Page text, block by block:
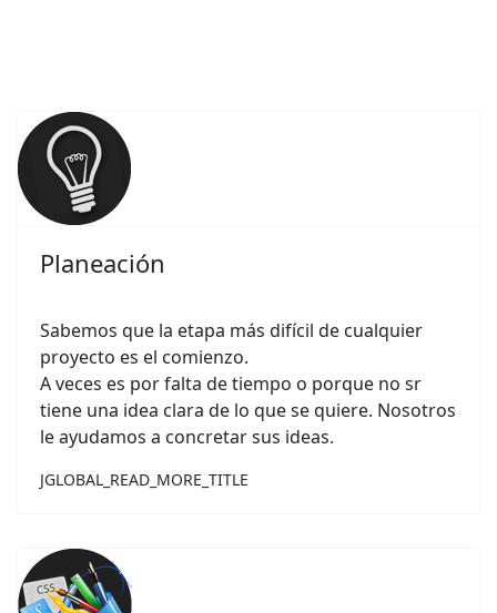
Planeación
Sabemos que la etapa más difícil de cualquier
proyecto es el comienzo.
A veces es por falta de tiempo o porque no sr
tiene una idea clara de lo que se quiere. Nosotros
le ayudamos a concretar sus ideas.
JGLOBAL_READ_MORE_TITLE